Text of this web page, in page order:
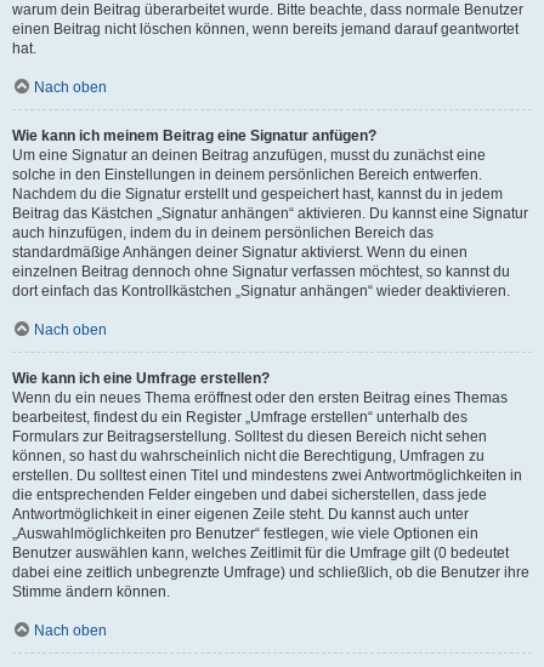
warum dein Beitrag überarbeitet wurde. Bitte beachte, dass normale Benutzer
einen Beitrag nicht löschen können, wenn bereits jemand darauf geantwortet
hat.
Nach oben
Wie kann ich meinem Beitrag eine Signatur anfügen?
Um eine Signatur an deinen Beitrag anzufügen, musst du zunächst eine
solche in den Einstellungen in deinem persönlichen Bereich entwerfen.
Nachdem du die Signatur erstellt und gespeichert hast, kannst du in jedem
Beitrag das Kästchen „Signatur anhängen“ aktivieren. Du kannst eine Signatur
auch hinzufügen, indem du in deinem persönlichen Bereich das
standardmäßige Anhängen deiner Signatur aktivierst. Wenn du einen
einzelnen Beitrag dennoch ohne Signatur verfassen möchtest, so kannst du
dort einfach das Kontrollkästchen „Signatur anhängen“ wieder deaktivieren.
Nach oben
Wie kann ich eine Umfrage erstellen?
Wenn du ein neues Thema eröffnest oder den ersten Beitrag eines Themas
bearbeitest, findest du ein Register „Umfrage erstellen“ unterhalb des
Formulars zur Beitragserstellung. Solltest du diesen Bereich nicht sehen
können, so hast du wahrscheinlich nicht die Berechtigung, Umfragen zu
erstellen. Du solltest einen Titel und mindestens zwei Antwortmöglichkeiten in
die entsprechenden Felder eingeben und dabei sicherstellen, dass jede
Antwortmöglichkeit in einer eigenen Zeile steht. Du kannst auch unter
„Auswahlmöglichkeiten pro Benutzer“ festlegen, wie viele Optionen ein
Benutzer auswählen kann, welches Zeitlimit für die Umfrage gilt (0 bedeutet
dabei eine zeitlich unbegrenzte Umfrage) und schließlich, ob die Benutzer ihre
Stimme ändern können.
Nach oben